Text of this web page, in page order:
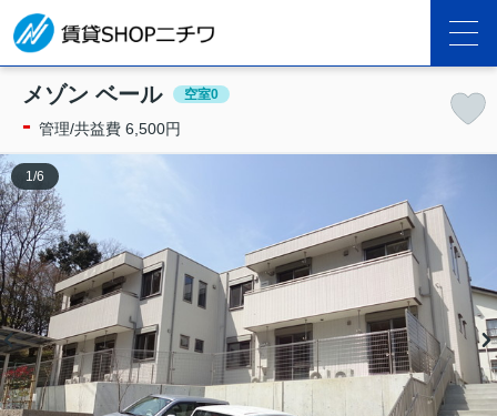
メゾン ベール 空室0
- 管理/共益費 6,500円
1 /6